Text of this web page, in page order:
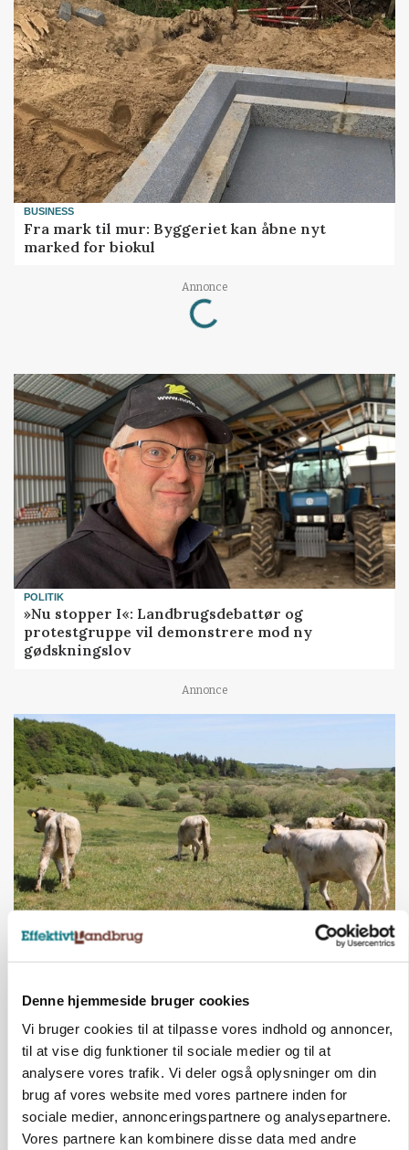
Denne hjemmeside bruger cookies
Vi bruger cookies til at tilpasse vores indhold og annoncer,
til at vise dig funktioner til sociale medier og til at
analysere vores trafik. Vi deler også oplysninger om din
brug af vores website med vores partnere inden for
sociale medier, annonceringspartnere og analysepartnere.
Vores partnere kan kombinere disse data med andre
BUSINESS
Fra mark til mur: Byggeriet kan åbne nyt
marked for biokul
Annonce
Loading...
POLITIK
»Nu stopper I«: Landbrugsdebattør og
protestgruppe vil demonstrere mod ny
gødskningslov
Annonce
KVÆG
Snart kan man søge tilskud til naturprojekter
Annonce
PLANTER
Før såmaskinen kører: Her er efterårets største
skadedyrsrisici
Loading...